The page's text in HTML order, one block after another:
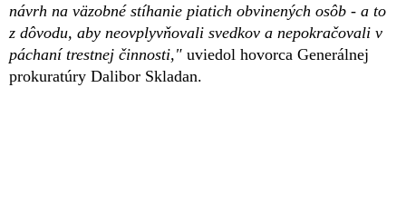
návrh na väzobné stíhanie piatich obvinených osôb - a to
z dôvodu, aby neovplyvňovali svedkov a nepokračovali v
páchaní trestnej činnosti," uviedol hovorca Generálnej
prokuratúry Dalibor Skladan.